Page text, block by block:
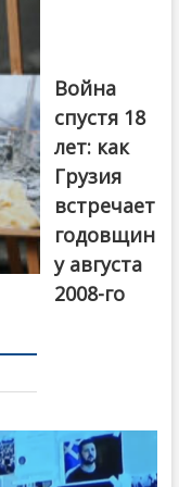
года. Фото:
Первый канал
Война
спустя 18
лет: как
Грузия
встречает
годовщин
у августа
2008-го